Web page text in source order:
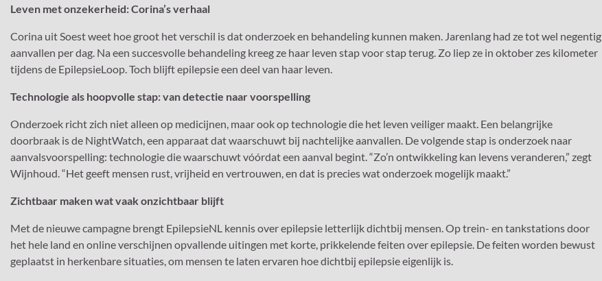
Leven met onzekerheid: Corina’s verhaal
Corina uit Soest weet hoe groot het verschil is dat onderzoek en behandeling kunnen maken. Jarenlang had ze tot wel negentig
aanvallen per dag. Na een succesvolle behandeling kreeg ze haar leven stap voor stap terug. Zo liep ze in oktober zes kilometer
tijdens de EpilepsieLoop. Toch blijft epilepsie een deel van haar leven.
Technologie als hoopvolle stap: van detectie naar voorspelling
Onderzoek richt zich niet alleen op medicijnen, maar ook op technologie die het leven veiliger maakt. Een belangrijke
doorbraak is de NightWatch, een apparaat dat waarschuwt bij nachtelijke aanvallen. De volgende stap is onderzoek naar
aanvalsvoorspelling: technologie die waarschuwt vóórdat een aanval begint. “Zo’n ontwikkeling kan levens veranderen,” zegt
Wijnhoud. “Het geeft mensen rust, vrijheid en vertrouwen, en dat is precies wat onderzoek mogelijk maakt.”
Zichtbaar maken wat vaak onzichtbaar blijft
Met de nieuwe campagne brengt EpilepsieNL kennis over epilepsie letterlijk dichtbij mensen. Op trein- en tankstations door
het hele land en online verschijnen opvallende uitingen met korte, prikkelende feiten over epilepsie. De feiten worden bewust
geplaatst in herkenbare situaties, om mensen te laten ervaren hoe dichtbij epilepsie eigenlijk is.